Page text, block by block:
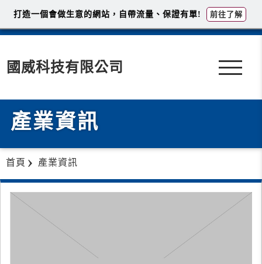
國威科技有限公司
產業資訊
首頁 產業資訊
打造一個會做生意的網站，自帶流量、保證有單! 前往了解